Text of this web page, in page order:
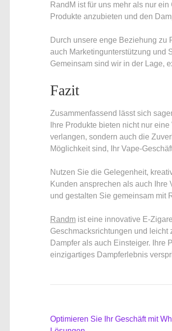
RandM ist für uns mehr als nur
Produkte anzubieten und den
Durch unsere enge Beziehung zu
auch Marketingunterstützung und
Gemeinsam sind wir in der Lage,
Fazit
Zusammenfassend lässt sich
Ihre Produkte bieten nicht nur
verlangen, sondern auch die
Möglichkeit sind, Ihr Vape-
Nutzen Sie die Gelegenheit,
Kunden ansprechen als auch
und gestalten Sie gemeinsam mit
Randm ist eine innovative E-
Geschmacksrichtungen und
Dampfer als auch Einsteiger. Ihre
einzigartiges Dampferlebnis
Beitragsnavigation
Optimieren Sie Ihr Geschäft mit